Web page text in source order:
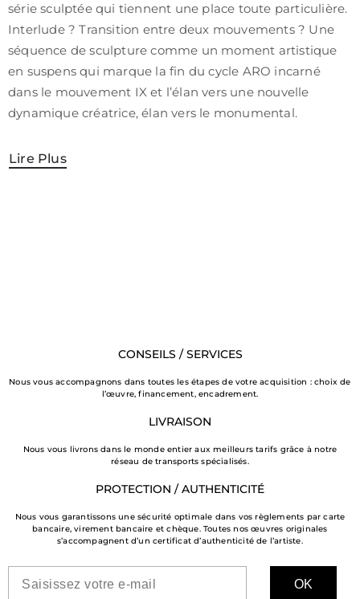
série sculptée qui tiennent une place toute particulière.
Interlude ? Transition entre deux mouvements ? Une
séquence de sculpture comme un moment artistique
en suspens qui marque la fin du cycle ARO incarné
dans le mouvement IX et l’élan vers une nouvelle
dynamique créatrice, élan vers le monumental.
Lire Plus
CONSEILS / SERVICES
Nous vous accompagnons dans toutes les étapes de votre acquisition : choix de
l’œuvre, financement, encadrement.
LIVRAISON
Nous vous livrons dans le monde entier aux meilleurs tarifs grâce à notre
réseau de transports spécialisés.
PROTECTION / AUTHENTICITÉ
Nous vous garantissons une sécurité optimale dans vos règlements par carte
bancaire, virement bancaire et chèque. Toutes nos œuvres originales
s’accompagnent d’un certificat d’authenticité de l’artiste.
OK